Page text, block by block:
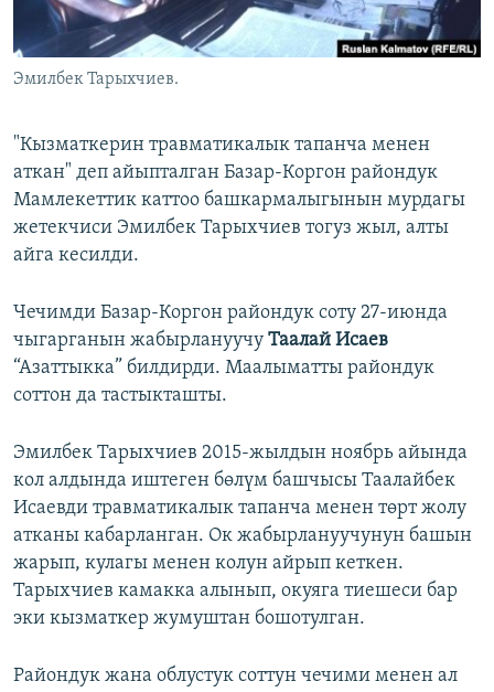
ЭЕ/АРнун бардык сайттары
Эмилбек Тарыхчиев.
"Кызматкерин травматикалык тапанча менен
аткан" деп айыпталган Базар-Коргон райондук
Мамлекеттик каттоо башкармалыгынын мурдагы
жетекчиси Эмилбек Тарыхчиев тогуз жыл, алты
айга кесилди.
Чечимди Базар-Коргон райондук соту 27-июнда
чыгарганын жабырлануучу Таалай Исаев
“Азаттыкка” билдирди. Маалыматты райондук
соттон да тастыкташты.
Эмилбек Тарыхчиев 2015-жылдын ноябрь айында
кол алдында иштеген бөлүм башчысы Таалайбек
Исаевди травматикалык тапанча менен төрт жолу
атканы кабарланган. Ок жабырлануучунун башын
жарып, кулагы менен колун айрып кеткен.
Тарыхчиев камакка алынып, окуяга тиешеси бар
эки кызматкер жумуштан бошотулган.
Райондук жана облустук соттун чечими менен ал